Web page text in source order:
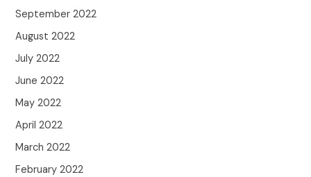
September 2022
August 2022
July 2022
June 2022
May 2022
April 2022
March 2022
February 2022